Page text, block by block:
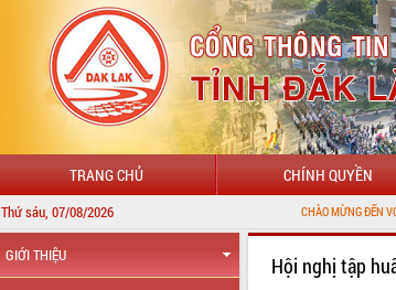
TRANG CHỦ CHÍNH QUYỀN
Thứ sáu, 07/08/2026 CHÀO MỪNG ĐẾN VỚI CỔNG
GIỚI THIỆU Hội nghị tập